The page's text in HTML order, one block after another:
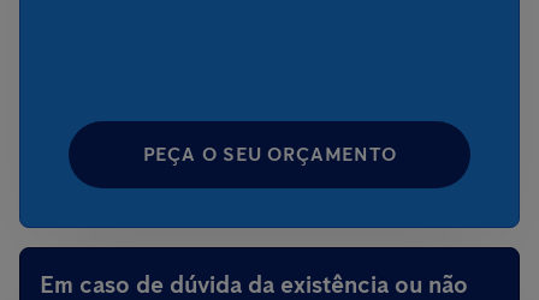
PEÇA O SEU ORÇAMENTO
Em caso de dúvida da existência ou não